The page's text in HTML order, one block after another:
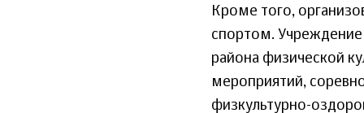
Кроме того,
спортом. Учреждение
района физической
мероприятий,
физкультурно-